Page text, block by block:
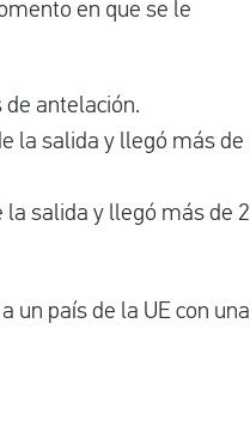
en que se le
antelación.
la salida y llegó más de
la salida y llegó más de 2
un país de la UE con una